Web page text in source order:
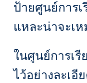
ป้ายศูนย์การ
แหละน่าจะเห
ในศูนย์การเ
ไว้อย่างละเ